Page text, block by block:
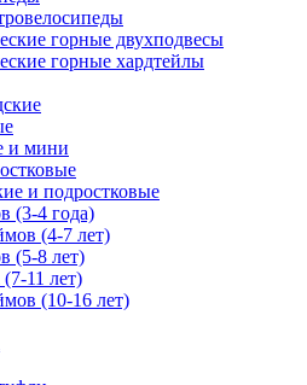
горные двухподвесы
горные хардтейлы
и мини
и подростковые
(3-4 года)
(4-7 лет)
(5-8 лет)
11 лет)
(10-16 лет)